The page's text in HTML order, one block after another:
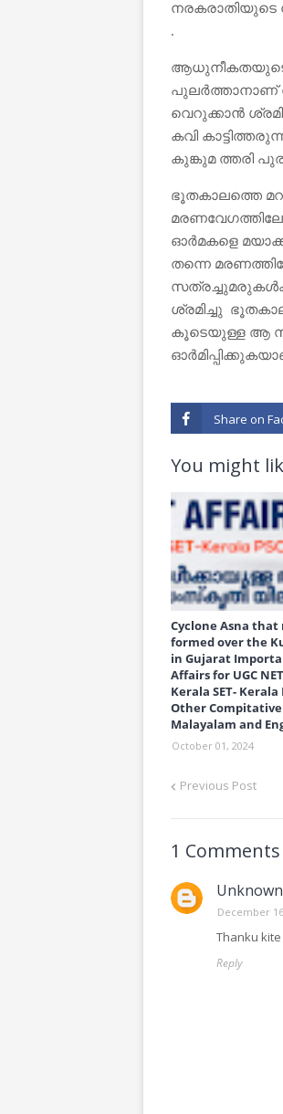
നരകരാതിയുടെ
.
ആധുനീകതയുടെ
പുലർത്താനാണ്
വെറുക്കാൻ
കവി
കുങ്കുമ ത്തരി
ഭൂതകാലത്തെ
ഓർമകളെ
തന്നെ
ശ്രമിച്ചു
കൂടെയുള്ള ആ
Share on
You might
Cyclone Asna
formed over the
in Gujarat
Affairs for UGC
Kerala SET- Kerala
Other Compitative
Malayalam and
October 01, 2024
Previous Post
1 Comments
Unknown
December
Thanku
Reply